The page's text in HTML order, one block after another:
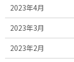
2023年4月
2023年3月
2023年2月